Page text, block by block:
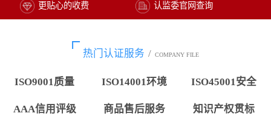
更贴心的收费 认监委官网查询
热门认证服务 / COMPANY FILE
ISO9001质量 ISO14001环境 ISO45001安全
AAA信用评级 商品售后服务 知识产权贯标